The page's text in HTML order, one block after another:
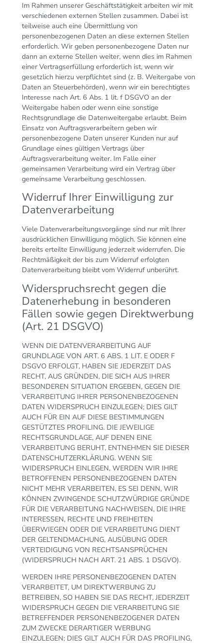
Im Rahmen unserer Geschäftstätigkeit arbeiten wir mit
verschiedenen externen Stellen zusammen. Dabei ist
teilweise auch eine Übermittlung von
personenbezogenen Daten an diese externen Stellen
erforderlich. Wir geben personenbezogene Daten nur
dann an externe Stellen weiter, wenn dies im Rahmen
einer Vertragserfüllung erforderlich ist, wenn wir
gesetzlich hierzu verpflichtet sind (z. B. Weitergabe von
Daten an Steuerbehörden), wenn wir ein berechtigtes
Interesse nach Art. 6 Abs. 1 lit. f DSGVO an der
Weitergabe haben oder wenn eine sonstige
Rechtsgrundlage die Datenweitergabe erlaubt. Beim
Einsatz von Auftragsverarbeitern geben wir
personenbezogene Daten unserer Kunden nur auf
Grundlage eines gültigen Vertrags über
Auftragsverarbeitung weiter. Im Falle einer
gemeinsamen Verarbeitung wird ein Vertrag über
gemeinsame Verarbeitung geschlossen.
Widerruf Ihrer Einwilligung zur
Datenverarbeitung
Viele Datenverarbeitungsvorgänge sind nur mit Ihrer
ausdrücklichen Einwilligung möglich. Sie können eine
bereits erteilte Einwilligung jederzeit widerrufen. Die
Rechtmäßigkeit der bis zum Widerruf erfolgten
Datenverarbeitung bleibt vom Widerruf unberührt.
Widerspruchsrecht gegen die
Datenerhebung in besonderen
Fällen sowie gegen Direktwerbung
(Art. 21 DSGVO)
WENN DIE DATENVERARBEITUNG AUF
GRUNDLAGE VON ART. 6 ABS. 1 LIT. E ODER F
DSGVO ERFOLGT, HABEN SIE JEDERZEIT DAS
RECHT, AUS GRÜNDEN, DIE SICH AUS IHRER
BESONDEREN SITUATION ERGEBEN, GEGEN DIE
VERARBEITUNG IHRER PERSONENBEZOGENEN
DATEN WIDERSPRUCH EINZULEGEN; DIES GILT
AUCH FÜR EIN AUF DIESE BESTIMMUNGEN
GESTÜTZTES PROFILING. DIE JEWEILIGE
RECHTSGRUNDLAGE, AUF DENEN EINE
VERARBEITUNG BERUHT, ENTNEHMEN SIE DIESER
DATENSCHUTZERKLÄRUNG. WENN SIE
WIDERSPRUCH EINLEGEN, WERDEN WIR IHRE
BETROFFENEN PERSONENBEZOGENEN DATEN
NICHT MEHR VERARBEITEN, ES SEI DENN, WIR
KÖNNEN ZWINGENDE SCHUTZWÜRDIGE GRÜNDE
FÜR DIE VERARBEITUNG NACHWEISEN, DIE IHRE
INTERESSEN, RECHTE UND FREIHEITEN
ÜBERWIEGEN ODER DIE VERARBEITUNG DIENT
DER GELTENDMACHUNG, AUSÜBUNG ODER
VERTEIDIGUNG VON RECHTSANSPRÜCHEN
(WIDERSPRUCH NACH ART. 21 ABS. 1 DSGVO).
WERDEN IHRE PERSONENBEZOGENEN DATEN
VERARBEITET, UM DIREKTWERBUNG ZU
BETREIBEN, SO HABEN SIE DAS RECHT, JEDERZEIT
WIDERSPRUCH GEGEN DIE VERARBEITUNG SIE
BETREFFENDER PERSONENBEZOGENER DATEN
ZUM ZWECKE DERARTIGER WERBUNG
EINZULEGEN; DIES GILT AUCH FÜR DAS PROFILING,